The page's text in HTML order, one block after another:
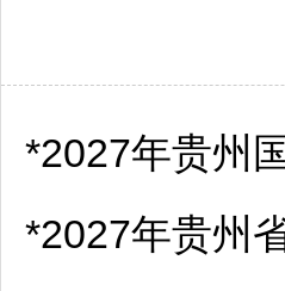
*2027年贵州
*2027年贵州